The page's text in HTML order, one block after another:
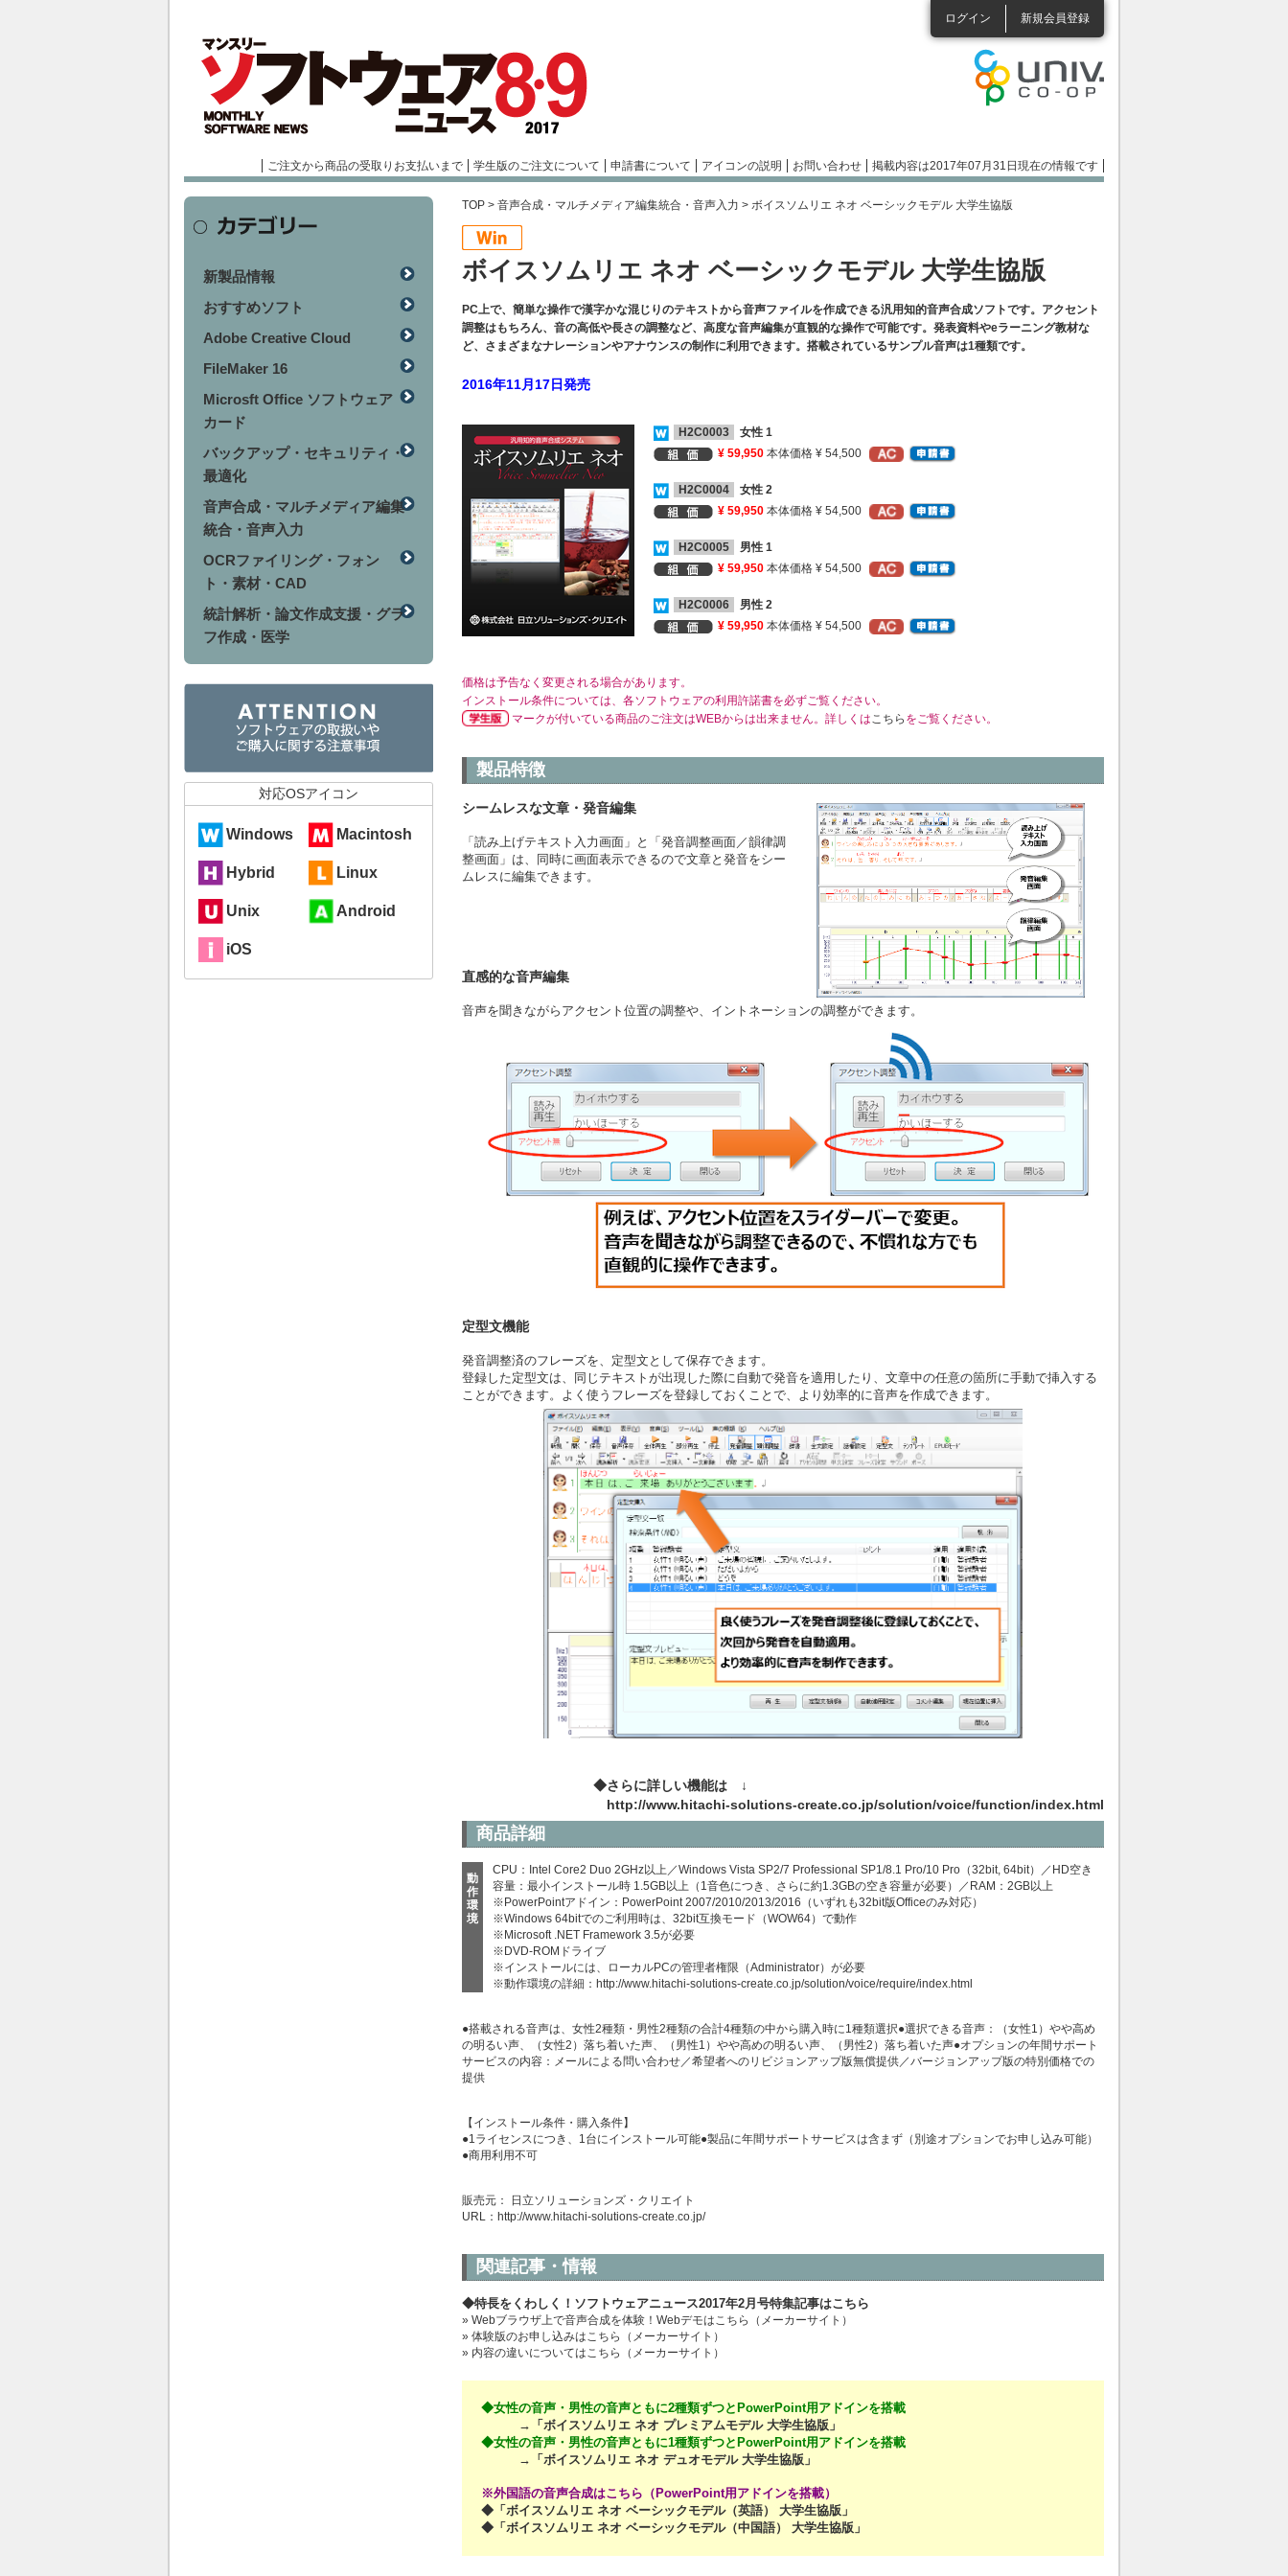
ログイン 新規会員登録
ご注文から商品の受取りお支払いまで 学生版のご注文について 申請書について アイコンの説明 お問い合わせ 掲載内容は2017年07月31日現在の情報です
TOP > 音声合成・マルチメディア編集統合・音声入力 > ボイスソムリエ ネオ ベーシックモデル 大学生協版
ボイスソムリエ ネオ ベーシックモデル 大学生協版
PC上で、簡単な操作で漢字かな混じりのテキストから音声ファイルを作成できる汎用知的音声合成ソフトです。アクセント
調整はもちろん、音の高低や長さの調整など、高度な音声編集が直観的な操作で可能です。発表資料やeラーニング教材な
ど、さまざまなナレーションやアナウンスの制作に利用できます。搭載されているサンプル音声は1種類です。
2016年11月17日発売
H2C0003
女性 1
¥ 59,950 本体価格 ¥ 54,500
H2C0004
女性 2
¥ 59,950 本体価格 ¥ 54,500
H2C0005
男性 1
¥ 59,950 本体価格 ¥ 54,500
H2C0006
男性 2
¥ 59,950 本体価格 ¥ 54,500
価格は予告なく変更される場合があります。
インストール条件については、各ソフトウェアの利用許諾書を必ずご覧ください。
マークが付いている商品のご注文はWEBからは出来ません。詳しくはこちら をご覧ください。
製品特徴
シームレスな文章・発音編集
「読み上げテキスト入力画面」と「発音調整画面／韻律調
整画面」は、同時に画面表示できるので文章と発音をシー
ムレスに編集できます。
直感的な音声編集
音声を聞きながらアクセント位置の調整や、イントネーションの調整ができます。
定型文機能
発音調整済のフレーズを、定型文として保存できます。
登録した定型文は、同じテキストが出現した際に自動で発音を適用したり、文章中の任意の箇所に手動で挿入する
ことができます。よく使うフレーズを登録しておくことで、より効率的に音声を作成できます。
◆さらに詳しい機能は ↓
http://www.hitachi-solutions-create.co.jp/solution/voice/function/index.html
商品詳細
動
作
環
境
CPU：Intel Core2 Duo 2GHz以上／Windows Vista SP2/7 Professional SP1/8.1 Pro/10 Pro（32bit, 64bit）／HD空き
容量：最小インストール時 1.5GB以上（1音色につき、さらに約1.3GBの空き容量が必要）／RAM：2GB以上
※PowerPointアドイン：PowerPoint 2007/2010/2013/2016（いずれも32bit版Officeのみ対応）
※Windows 64bitでのご利用時は、32bit互換モード（WOW64）で動作
※Microsoft .NET Framework 3.5が必要
※DVD-ROMドライブ
※インストールには、ローカルPCの管理者権限（Administrator）が必要
※動作環境の詳細： http://www.hitachi-solutions-create.co.jp/solution/voice/require/index.html
●搭載される音声は、女性2種類・男性2種類の合計4種類の中から購入時に1種類選択●選択できる音声：（女性1）やや高め
の明るい声、（女性2）落ち着いた声、（男性1）やや高めの明るい声、（男性2）落ち着いた声●オプションの年間サポート
サービスの内容：メールによる問い合わせ／希望者へのリビジョンアップ版無償提供／バージョンアップ版の特別価格での
提供
【インストール条件・購入条件】
●1ライセンスにつき、1台にインストール可能●製品に年間サポートサービスは含まず（別途オプションでお申し込み可能）
●商用利用不可
販売元： 日立ソリューションズ・クリエイト
URL： http://www.hitachi-solutions-create.co.jp/
関連記事・情報
◆特長をくわしく！ソフトウェアニュース2017年2月号特集記事はこちら
» Webブラウザ上で音声合成を体験！Webデモはこちら（メーカーサイト）
» 体験版のお申し込みはこちら（メーカーサイト）
» 内容の違いについてはこちら（メーカーサイト）
◆女性の音声・男性の音声ともに2種類ずつとPowerPoint用アドインを搭載
→「ボイスソムリエ ネオ プレミアムモデル 大学生協版」
◆女性の音声・男性の音声ともに1種類ずつとPowerPoint用アドインを搭載
→「ボイスソムリエ ネオ デュオモデル 大学生協版」
※外国語の音声合成はこちら（PowerPoint用アドインを搭載）
◆「ボイスソムリエ ネオ ベーシックモデル（英語） 大学生協版」
◆「ボイスソムリエ ネオ ベーシックモデル（中国語） 大学生協版」
新製品情報
おすすめソフト
Adobe Creative Cloud
FileMaker 16
Microsft Office ソフトウェア
カード
バックアップ・セキュリティ・
最適化
音声合成・マルチメディア編集
統合・音声入力
OCRファイリング・フォン
ト・素材・CAD
統計解析・論文作成支援・グラ
フ作成・医学
対応OSアイコン
Windows Macintosh
Hybrid Linux
Unix Android
iOS